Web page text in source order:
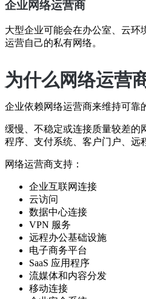
企业网络运营商
大型企业可能会在办公室、云环
运营自己的私有网络。
为什么网络运营
企业依赖网络运营商来维持可靠
缓慢、不稳定或连接质量较差的
程序、支付系统、客户门户、远
网络运营商支持：
企业互联网连接
云访问
数据中心连接
VPN 服务
远程办公基础设施
电子商务平台
SaaS 应用程序
流媒体和内容分发
移动连接